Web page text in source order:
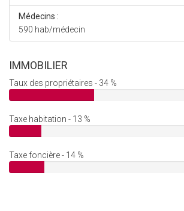
Médecins :
590 hab/médecin
IMMOBILIER
Taux des propriétaires - 34 %
Taxe habitation - 13 %
Taxe foncière - 14 %